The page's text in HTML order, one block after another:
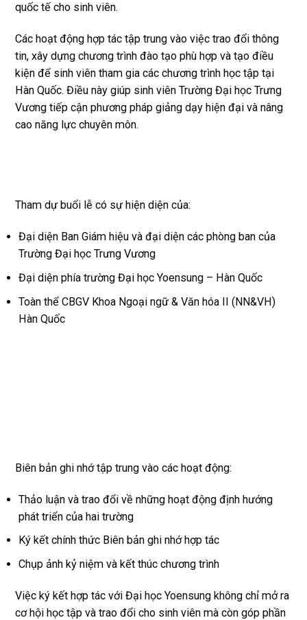
quốc tế cho sinh viên.
Các hoạt động hợp tác tập trung vào việc trao đổi thông
tin, xây dựng chương trình đào tạo phù hợp và tạo điều
kiện để sinh viên tham gia các chương trình học tập tại
Hàn Quốc. Điều này giúp sinh viên Trường Đại học Trưng
Vương tiếp cận phương pháp giảng dạy hiện đại và nâng
cao năng lực chuyên môn.
Tham dự buổi lễ có sự hiện diện của:
Đại diện Ban Giám hiệu và đại diện các phòng ban của
Trường Đại học Trưng Vương
Đại diện phía trường Đại học Yoensung – Hàn Quốc
Toàn thể CBGV Khoa Ngoại ngữ & Văn hóa II (NN&VH)
Hàn Quốc
Biên bản ghi nhớ tập trung vào các hoạt động:
Thảo luận và trao đổi về những hoạt động định hướng
phát triển của hai trường
Ký kết chính thức Biên bản ghi nhớ hợp tác
Chụp ảnh kỷ niệm và kết thúc chương trình
Việc ký kết hợp tác với Đại học Yoensung không chỉ mở ra
cơ hội học tập và trao đổi cho sinh viên mà còn góp phần